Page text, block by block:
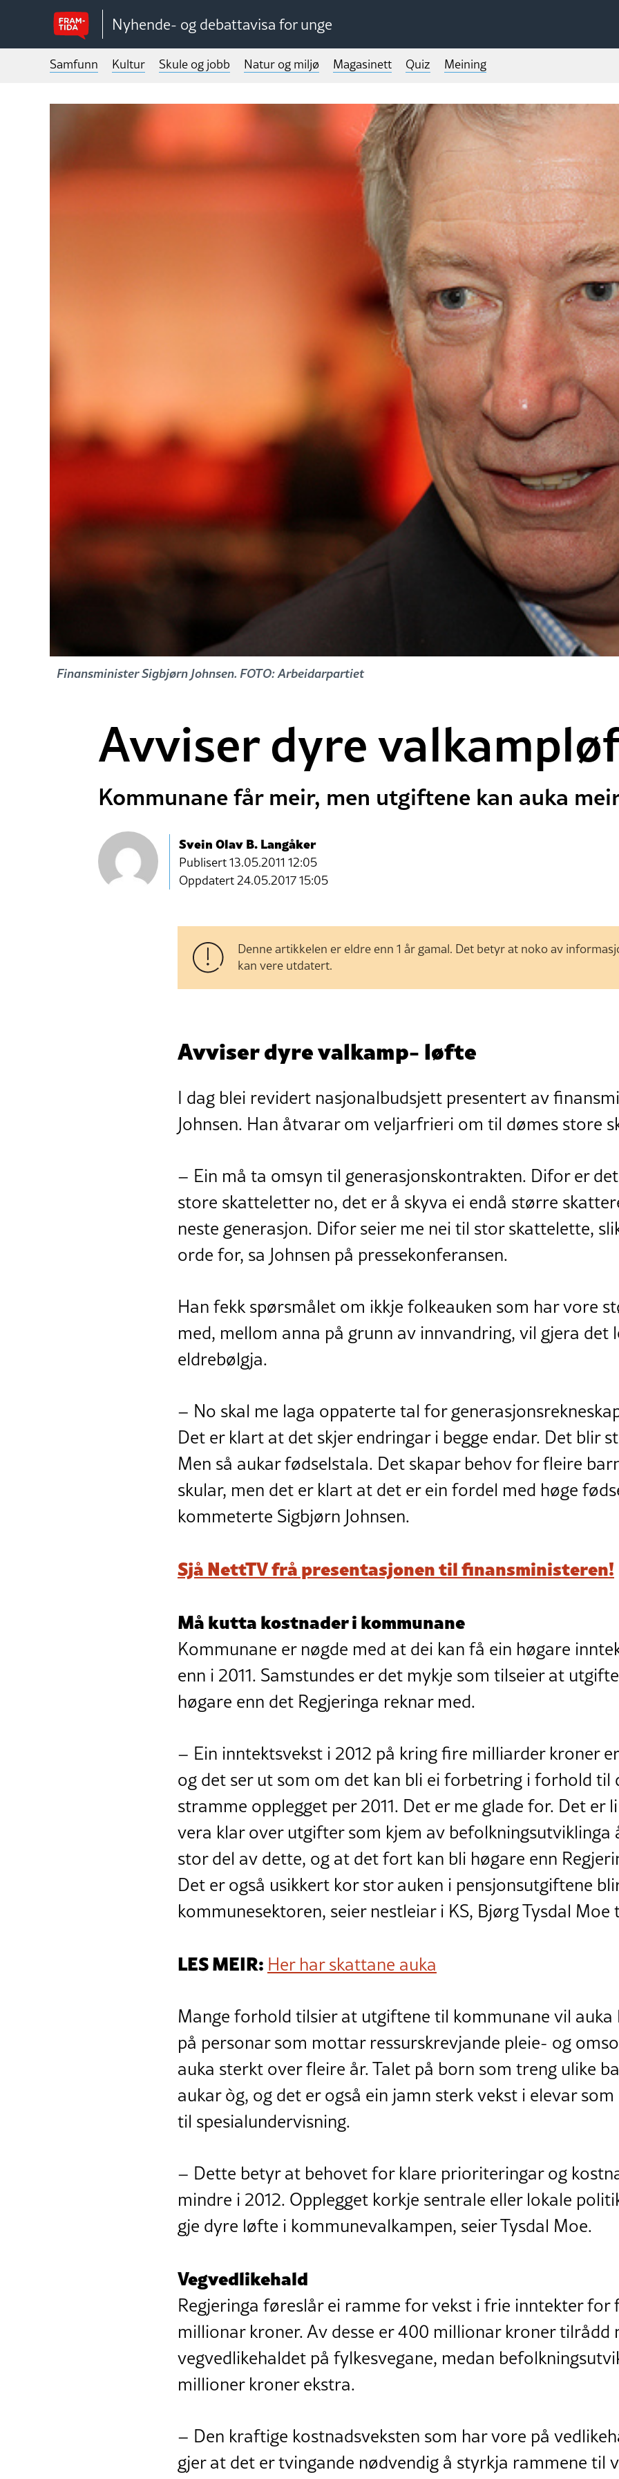
Nyhende- og debattavisa for unge
Samfunn Kultur Skule og jobb Natur og miljø Magasinett Quiz Meining
Finansminister Sigbjørn Johnsen. FOTO: Arbeidarpartiet
Avviser dyre
Kommunane får meir, men utgiftene kan auka
Svein Olav B. Langåker
Publisert13.05.2011 12:05
Oppdatert 24.05.2017 15:05
Denne artikkelen er eldre enn 1 år gamal. Det betyr at noko av
kan vere utdatert.
Avviser dyre valkamp- løfte
I dag blei revidert nasjonalbudsjett presentert av
Johnsen. Han åtvarar om veljarfrieri om til dømes store
– Ein må ta omsyn til generasjonskontrakten. Difor er
store skatteletter no, det er å skyva ei endå større
neste generasjon. Difor seier me nei til stor skattelette,
orde for, sa Johnsen på pressekonferansen.
Han fekk spørsmålet om ikkje folkeauken som har vore
med, mellom anna på grunn av innvandring, vil gjera det
eldrebølgja.
– No skal me laga oppaterte tal for
Det er klart at det skjer endringar i begge endar. Det blir
Men så aukar fødselstala. Det skapar behov for fleire
skular, men det er klart at det er ein fordel med høge
kommeterte Sigbjørn Johnsen.
Sjå NettTV frå presentasjonen til finansministeren!
Må kutta kostnader i kommunane
Kommunane er nøgde med at dei kan få ein høgare
enn i 2011. Samstundes er det mykje som tilseier at
høgare enn det Regjeringa reknar med.
– Ein inntektsvekst i 2012 på kring fire milliarder kroner
og det ser ut som om det kan bli ei forbetring i forhold
stramme opplegget per 2011. Det er me glade for. Det er
vera klar over utgifter som kjem av befolkningsutviklinga
stor del av dette, og at det fort kan bli høgare enn
Det er også usikkert kor stor auken i pensjonsutgiftene
kommunesektoren, seier nestleiar i KS, Bjørg Tysdal Moe
LES MEIR: Her har skattane auka
Mange forhold tilsier at utgiftene til kommunane vil auka
på personar som mottar ressurskrevjande pleie- og
auka sterkt over fleire år. Talet på born som treng ulike
aukar òg, og det er også ein jamn sterk vekst i elevar
til spesialundervisning.
– Dette betyr at behovet for klare prioriteringar og
mindre i 2012. Opplegget korkje sentrale eller lokale
gje dyre løfte i kommunevalkampen, seier Tysdal Moe.
Vegvedlikehald
Regjeringa føreslår ei ramme for vekst i frie inntekter
millionar kroner. Av desse er 400 millionar kroner
vegvedlikehaldet på fylkesvegane, medan
millioner kroner ekstra.
– Den kraftige kostnadsveksten som har vore på
gjer at det er tvingande nødvendig å styrkja rammene til